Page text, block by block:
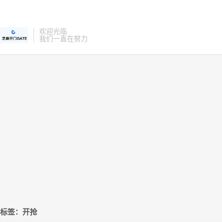
欢迎光临
我们一直在努力
标签：开抢